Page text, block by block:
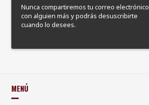
Nunca compartiremos tu correo electrónico
con alguien más y podrás desuscribirte
cuando lo desees.
MENÚ